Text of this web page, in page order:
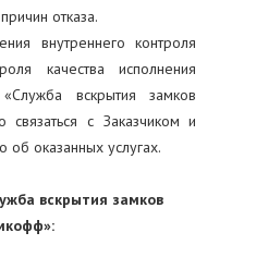
отказа.
внутреннего контроля
качества исполнения
вскрытия замков
с Заказчиком и
об оказанных услугах.
вскрытия замков